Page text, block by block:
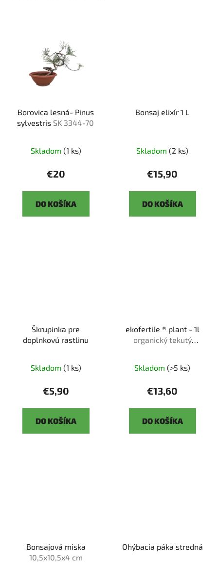
Borovica lesná- Pinus
sylvestris SK 3344-70
Skladom (1 ks)
€20
DO KOŠÍKA
Bonsaj elixír 1 L
Skladom (2 ks)
€15,90
DO KOŠÍKA
Škrupinka pre
doplnkovú rastlinu
Skladom (1 ks)
€5,90
DO KOŠÍKA
ekofertile ® plant - 1l
organický tekutý
Skladom (>5 ks)
€13,60
DO KOŠÍKA
Bonsajová miska
10,5x10,5x4 cm
Ohýbacia páka stredná